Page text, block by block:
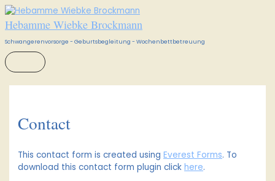
Zum
Inhalt
springen
Hebamme Wiebke Brockmann
Schwangerenvorsorge - Geburtsbegleitung - Wochenbettbetreuung
Contact
This contact form is created usingEverest Forms. To
download this contact form plugin clickhere.